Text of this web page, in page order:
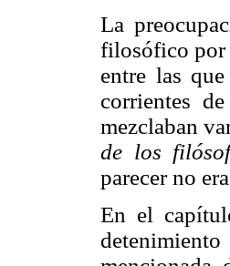
La
filosófico por
entre las
corrientes
mezclaban
de los
parecer no
En el